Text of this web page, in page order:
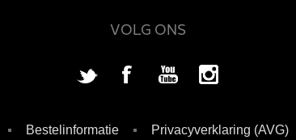
VOLG ONS
Bestelinformatie Privacyverklaring (AVG)